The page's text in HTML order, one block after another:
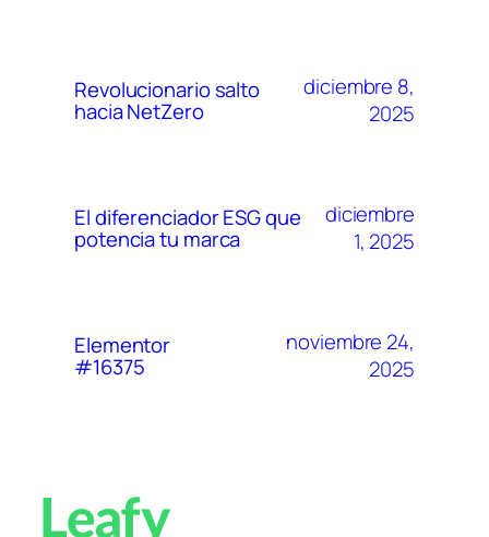
Revolucionario salto
hacia NetZero
diciembre 8,
2025
El diferenciador ESG que
potencia tu marca
diciembre
1, 2025
Elementor
#16375
noviembre 24,
2025